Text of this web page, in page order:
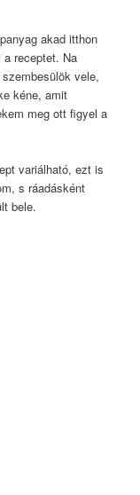
akad itthon
receptet. Na
vele,
kéne, amit
meg ott figyel a
variálható, ezt is
s ráadásként
bele.